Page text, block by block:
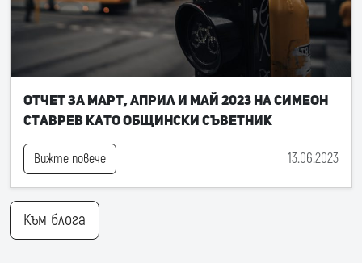
Отчет за март, април и май 2023 на Симеон
Ставрев като общински съветник
Вижте повече 13.06.2023
Към блога